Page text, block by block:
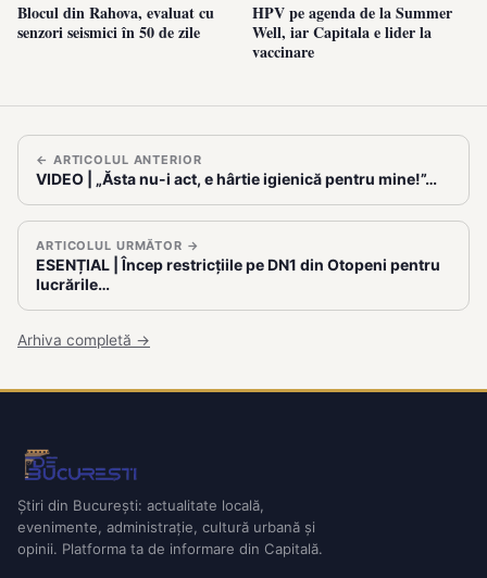
Blocul din Rahova, evaluat cu
senzori seismici în 50 de zile
HPV pe agenda de la Summer
Well, iar Capitala e lider la
vaccinare
← ARTICOLUL ANTERIOR
VIDEO | „Ăsta nu-i act, e hârtie igienică pentru mine!”…
ARTICOLUL URMĂTOR →
ESENȚIAL | Încep restricțiile pe DN1 din Otopeni pentru
lucrările…
Arhiva completă →
Știri din București: actualitate locală,
evenimente, administrație, cultură urbană și
opinii. Platforma ta de informare din Capitală.